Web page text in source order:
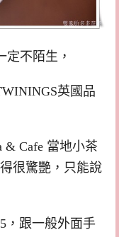
定不陌生，
英國品
& Cafe 當地小茶
很驚艷，只能說
，跟一般外面手